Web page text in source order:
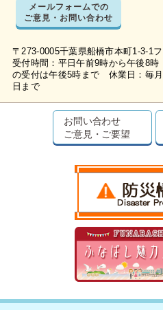
メールフォームでの
ご意見・お問い合わせ
〒273-0005千葉県船橋市本町1-3-1
受付時間：平日午前9時から午後8
の受付は午後5時まで 休業日：毎
日まで
お問い合わせ
ご意見・ご要望